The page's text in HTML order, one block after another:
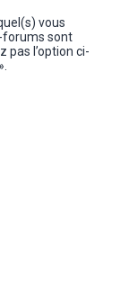
vous
forums sont
pas l’option ci-